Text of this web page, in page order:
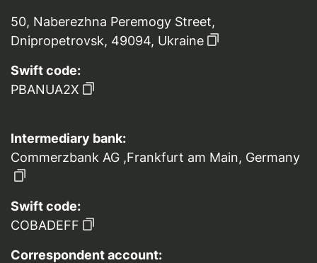
50, Naberezhna Peremogy Street,
Dnipropetrovsk, 49094, Ukraine
Swift code:
PBANUA2X
Intermediary bank:
Commerzbank AG ,Frankfurt am Main, Germany
Swift code:
COBADEFF
Correspondent account: